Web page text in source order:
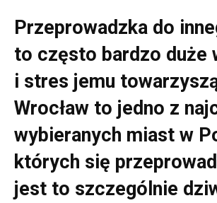
Przeprowadzka do
to często bardzo duże
i stres jemu
Wrocław to jedno z
wybieranych miast w
których się
jest to szczególnie